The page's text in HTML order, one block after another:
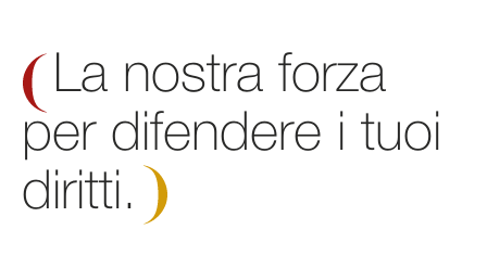
La nostra forza
per difendere i tuoi
diritti.